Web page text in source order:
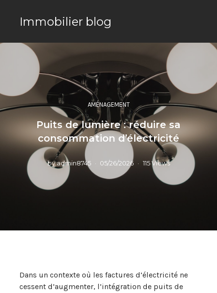
Immobilier blog
AMÉNAGEMENT
Puits de lumière : réduire sa
consommation d’électricité
byadmin8745 05/26/2026 115 Views
Dans un contexte où les factures d’électricité ne
cessent d’augmenter, l’intégration de puits de